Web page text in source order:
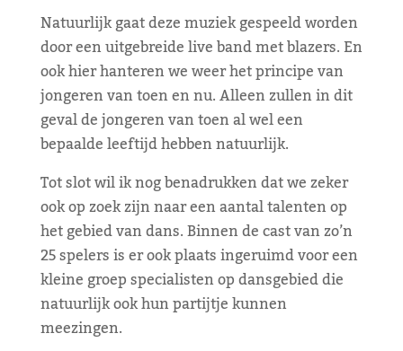
Natuurlijk gaat deze muziek gespeeld worden
door een uitgebreide live band met blazers. En
ook hier hanteren we weer het principe van
jongeren van toen en nu. Alleen zullen in dit
geval de jongeren van toen al wel een
bepaalde leeftijd hebben natuurlijk.
Tot slot wil ik nog benadrukken dat we zeker
ook op zoek zijn naar een aantal talenten op
het gebied van dans. Binnen de cast van zo’n
25 spelers is er ook plaats ingeruimd voor een
kleine groep specialisten op dansgebied die
natuurlijk ook hun partijtje kunnen
meezingen.